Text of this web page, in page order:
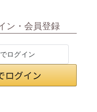
ン・会員登録